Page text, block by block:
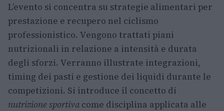
L’evento si concentra su strategie alimentari per
prestazione e recupero nel ciclismo
professionistico. Vengono trattati piani
nutrizionali in relazione a intensità e durata
degli sforzi. Verranno illustrate integrazioni,
timing dei pasti e gestione dei liquidi durante le
competizioni. Si introduce il concetto di
nutrizione sportiva come disciplina applicata alle